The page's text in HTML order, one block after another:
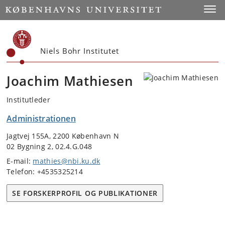
Start
Niels Bohr Institutet
Joachim Mathiesen
Institutleder
Administrationen
Jagtvej 155A, 2200 København N
02 Bygning 2, 02.4.G.048
E-mail: mathies@nbi.ku.dk
Telefon: +4535325214
SE FORSKERPROFIL OG PUBLIKATIONER